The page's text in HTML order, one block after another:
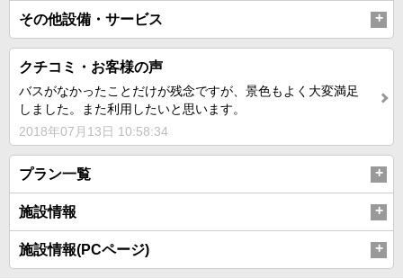
その他設備・サービス
クチコミ・お客様の声
バスがなかったことだけが残念ですが、景色もよく大変満足
しました。また利用したいと思います。
2018年07月13日 10:58:34
プラン一覧
施設情報
施設情報(PCページ)